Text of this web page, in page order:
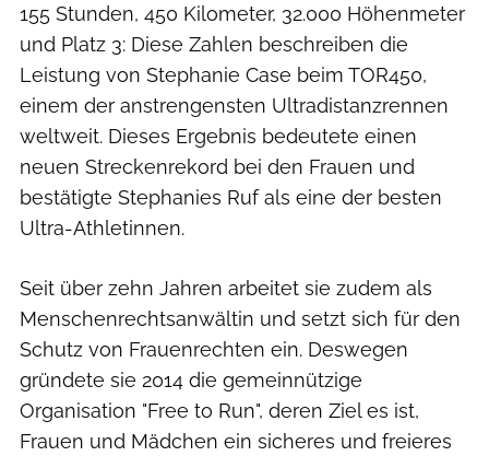
155 Stunden, 450 Kilometer, 32.000 Höhenmeter
und Platz 3: Diese Zahlen beschreiben die
Leistung von Stephanie Case beim TOR450,
einem der anstrengensten Ultradistanzrennen
weltweit. Dieses Ergebnis bedeutete einen
neuen Streckenrekord bei den Frauen und
bestätigte Stephanies Ruf als eine der besten
Ultra-Athletinnen.
Seit über zehn Jahren arbeitet sie zudem als
Menschenrechtsanwältin und setzt sich für den
Schutz von Frauenrechten ein. Deswegen
gründete sie 2014 die gemeinnützige
Organisation "Free to Run", deren Ziel es ist,
Frauen und Mädchen ein sicheres und freieres